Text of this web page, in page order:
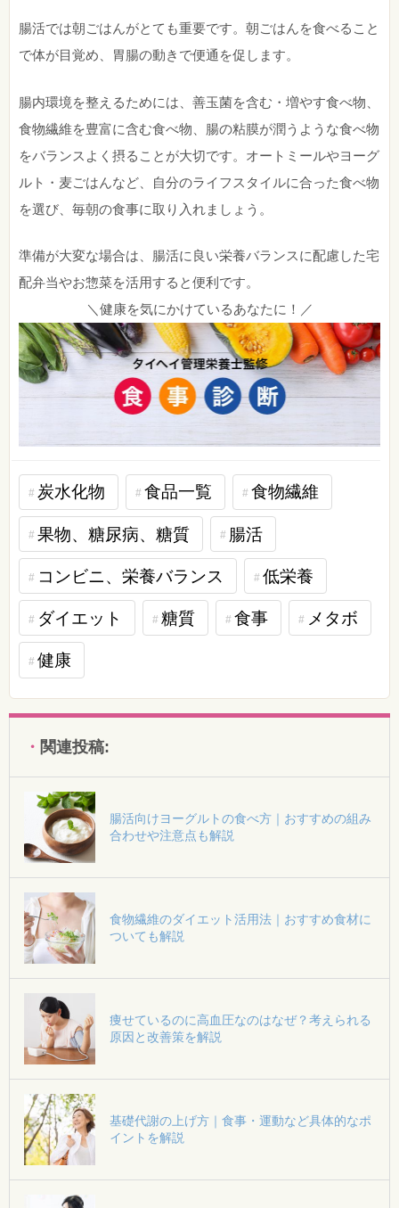
腸活では朝ごはんがとても重要です。朝ごはんを食べること
で体が目覚め、胃腸の動きで便通を促します。
腸内環境を整えるためには、善玉菌を含む・増やす食べ物、
食物繊維を豊富に含む食べ物、腸の粘膜が潤うような食べ物
をバランスよく摂ることが大切です。オートミールやヨーグ
ルト・麦ごはんなど、自分のライフスタイルに合った食べ物
を選び、毎朝の食事に取り入れましょう。
準備が大変な場合は、腸活に良い栄養バランスに配慮した宅
配弁当やお惣菜を活用すると便利です。
＼健康を気にかけているあなたに！／
炭水化物 食品一覧 食物繊維
果物、糖尿病、糖質 腸活
コンビニ、栄養バランス 低栄養
ダイエット 糖質 食事 メタボ
健康
関連投稿:
腸活向けヨーグルトの食べ方｜おすすめの組み
合わせや注意点も解説
食物繊維のダイエット活用法｜おすすめ食材に
ついても解説
痩せているのに高血圧なのはなぜ？考えられる
原因と改善策を解説
基礎代謝の上げ方｜食事・運動など具体的なポ
イントを解説